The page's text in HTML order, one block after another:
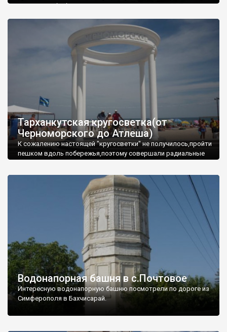
запрошую відвідати це
Тарханкутская кругосветка(от
Черноморского до Атлеша)
К сожалению настоящей "кругосветки" не получилось,пройти
пешком вдоль побережья,поэтому совершали радиальные
Водонапорная башня в с.Почтовое
Интересную водонапорную башню посмотрели по дороге из
Симферополя в Бахчисарай.